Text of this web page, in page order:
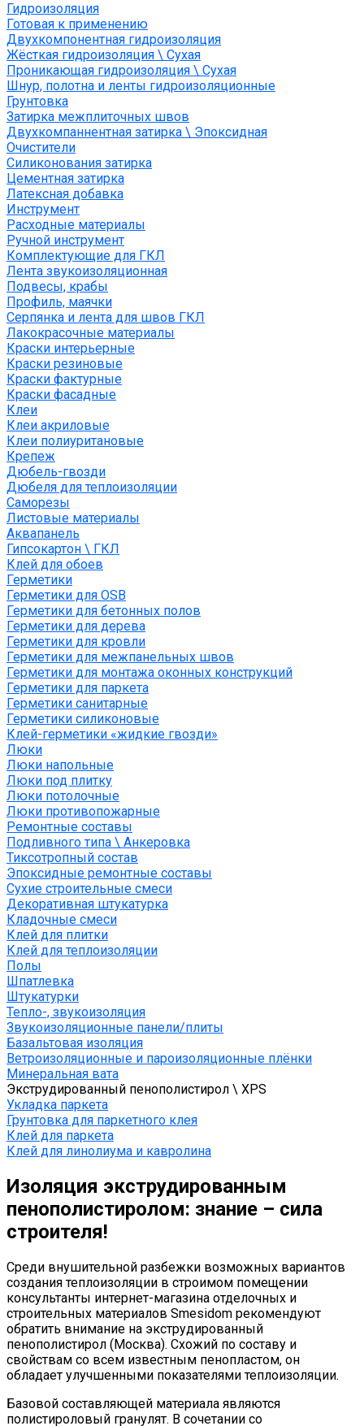
Гидроизоляция
Готовая к применению
Двухкомпонентная гидроизоляция
Жёсткая гидроизоляция \ Сухая
Проникающая гидроизоляция \ Сухая
Шнур, полотна и ленты гидроизоляционные
Грунтовка
Затирка межплиточных швов
Двухкомпаннентная затирка \ Эпоксидная
Очистители
Силиконования затирка
Цементная затирка
Латексная добавка
Инструмент
Расходные материалы
Ручной инструмент
Комплектующие для ГКЛ
Лента звукоизоляционная
Подвесы, крабы
Профиль, маячки
Серпянка и лента для швов ГКЛ
Лакокрасочные материалы
Краски интерьерные
Краски резиновые
Краски фактурные
Краски фасадные
Клеи
Клеи акриловые
Клеи полиуритановые
Крепеж
Дюбель-гвозди
Дюбеля для теплоизоляции
Саморезы
Листовые материалы
Аквапанель
Гипсокартон \ ГКЛ
Клей для обоев
Герметики
Герметики для OSB
Герметики для бетонных полов
Герметики для дерева
Герметики для кровли
Герметики для межпанельных швов
Герметики для монтажа оконных конструкций
Герметики для паркета
Герметики санитарные
Герметики силиконовые
Клей-герметики «жидкие гвозди»
Люки
Люки напольные
Люки под плитку
Люки потолочные
Люки противопожарные
Ремонтные составы
Подливного типа \ Анкеровка
Тиксотропный состав
Эпоксидные ремонтные составы
Сухие строительные смеси
Декоративная штукатурка
Кладочные смеси
Клей для плитки
Клей для теплоизоляции
Полы
Шпатлевка
Штукатурки
Тепло-, звукоизоляция
Звукоизоляционные панели/плиты
Базальтовая изоляция
Ветроизоляционные и пароизоляционные плёнки
Минеральная вата
Экструдированный пенополистирол \ XPS
Укладка паркета
Грунтовка для паркетного клея
Клей для паркета
Клей для линолиума и кавролина
Изоляция экструдированным
пенополистиролом: знание – сила
строителя!
Среди внушительной разбежки возможных вариантов
создания теплоизоляции в строимом помещении
консультанты интернет-магазина отделочных и
строительных материалов Smesidom рекомендуют
обратить внимание на экструдированный
пенополистирол (Москва). Схожий по составу и
свойствам со всем известным пенопластом, он
обладает улучшенными показателями теплоизоляции.
Базовой составляющей материала являются
полистироловый гранулят. В сочетании со